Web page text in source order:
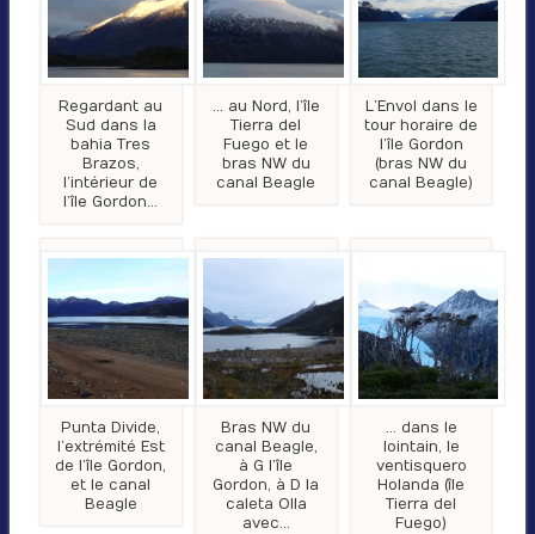
Regardant au
Sud dans la
bahia Tres
Brazos,
l’intérieur de
l’île Gordon…
… au Nord, l’île
Tierra del
Fuego et le
bras NW du
canal Beagle
L’Envol dans le
tour horaire de
l’île Gordon
(bras NW du
canal Beagle)
Punta Divide,
l’extrémité Est
de l’île Gordon,
et le canal
Beagle
Bras NW du
canal Beagle,
à G l’île
Gordon, à D la
caleta Olla
avec…
… dans le
lointain, le
ventisquero
Holanda (île
Tierra del
Fuego)